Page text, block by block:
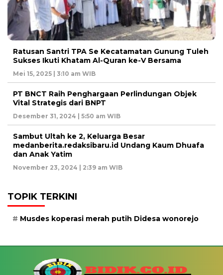
Ratusan Santri TPA Se Kecatamatan Gunung Tuleh
Sukses Ikuti Khatam Al-Quran ke-V Bersama
Mei 15, 2025 | 3:10 am WIB
PT BNCT Raih Penghargaan Perlindungan Objek
Vital Strategis dari BNPT
Desember 31, 2024 | 5:50 am WIB
Sambut Ultah ke 2, Keluarga Besar
medanberita.redaksibaru.id Undang Kaum Dhuafa
dan Anak Yatim
November 23, 2024 | 2:39 am WIB
TOPIK TERKINI
Musdes koperasi merah putih Didesa wonorejo